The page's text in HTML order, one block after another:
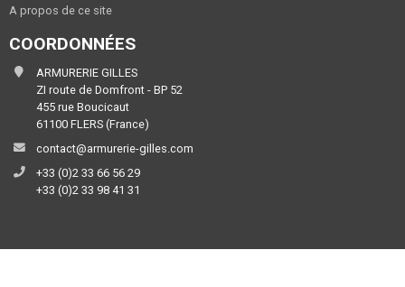
A propos de ce site
COORDONNÉES
ARMURERIE GILLES
ZI route de Domfront - BP 52
455 rue Boucicaut
61100 FLERS (France)
contact@armurerie-gilles.com
+33 (0)2 33 66 56 29
+33 (0)2 33 98 41 31